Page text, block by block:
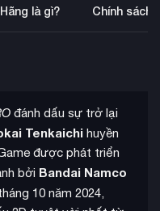
là gì? Chính sách
đánh dấu sự trở lại
Tenkaichi huyền
được phát triển
bởi Bandai Namco
10 năm 2024,